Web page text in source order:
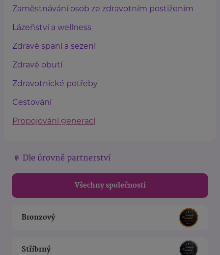
Zaměstnávání osob ze zdravotním postižením
Lázeňství a wellness
Zdravé spaní a sezení
Zdravé obutí
Zdravotnické potřeby
Cestování
Propojování generací
Dle úrovně partnerství
Všechny společnosti
Bronzový
Stříbrný